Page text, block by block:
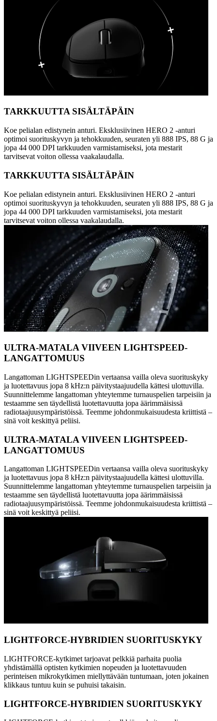
TARKKUUTTA SISÄLTÄPÄIN
Koe pelialan edistynein anturi. Eksklusiivinen HERO 2 -anturi
optimoi suorituskyvyn ja tehokkuuden, seuraten yli 888 IPS, 88 G ja
jopa 44 000 DPI tarkkuuden varmistamiseksi, jota mestarit
tarvitsevat voiton ollessa vaakalaudalla.
TARKKUUTTA SISÄLTÄPÄIN
Koe pelialan edistynein anturi. Eksklusiivinen HERO 2 -anturi
optimoi suorituskyvyn ja tehokkuuden, seuraten yli 888 IPS, 88 G ja
jopa 44 000 DPI tarkkuuden varmistamiseksi, jota mestarit
tarvitsevat voiton ollessa vaakalaudalla.
ULTRA-MATALA VIIVEEN LIGHTSPEED-
LANGATTOMUUS
Langattoman LIGHTSPEEDin vertaansa vailla oleva suorituskyky
ja luotettavuus jopa 8 kHz:n päivitystaajuudella kättesi ulottuvilla.
Suunnittelemme langattoman yhteytemme turnauspelien tarpeisiin ja
testaamme sen täydellistä luotettavuutta jopa äärimmäisissä
radiotaajuusympäristöissä. Teemme johdonmukaisuudesta kriittistä –
sinä voit keskittyä peliisi.
ULTRA-MATALA VIIVEEN LIGHTSPEED-
LANGATTOMUUS
Langattoman LIGHTSPEEDin vertaansa vailla oleva suorituskyky
ja luotettavuus jopa 8 kHz:n päivitystaajuudella kättesi ulottuvilla.
Suunnittelemme langattoman yhteytemme turnauspelien tarpeisiin ja
testaamme sen täydellistä luotettavuutta jopa äärimmäisissä
radiotaajuusympäristöissä. Teemme johdonmukaisuudesta kriittistä –
sinä voit keskittyä peliisi.
LIGHTFORCE-HYBRIDIEN SUORITUSKYKY
LIGHTFORCE-kytkimet tarjoavat pelkkiä parhaita puolia
yhdistämällä optisten kytkimien nopeuden ja luotettavuuden
perinteisen mikrokytkimen miellyttävään tuntumaan, joten jokainen
klikkaus tuntuu kuin se puhuisi takaisin.
LIGHTFORCE-HYBRIDIEN SUORITUSKYKY